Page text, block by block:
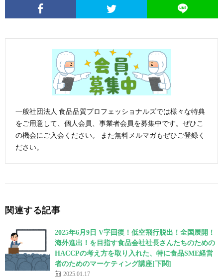
一般社団法人 食品品質プロフェッショナルズでは様々な特典
をご用意して、個人会員、事業者会員を募集中です。ぜひこ
の機会にご入会ください。 また無料メルマガもぜひご登録く
ださい。
関連する記事
2025年6月9日 V字回復！低空飛行脱出！全国展開！
海外進出！を目指す食品会社社長さんたちのための
HACCPの考え方を取り入れた、特に食品SME経営
者のためのマーケティング講座[下関]
2025.01.17